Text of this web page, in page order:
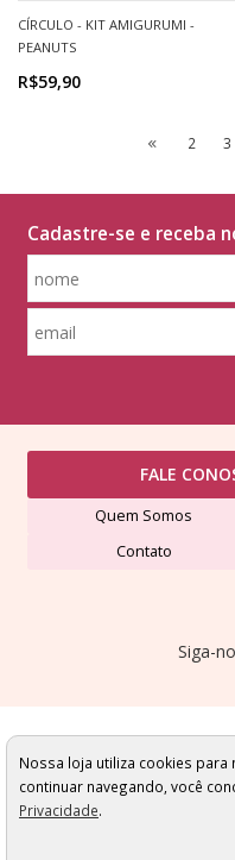
CÍRCULO - KIT AMIGURUMI -
PEANUTS
R$59,90
2 3
Cadastre-se e receba
FALE
Quem Somos
Contato
Siga-
Lã Formosa Comércio
Av. Dr. Eduardo Cotching, 689 -
Todas as condições comerciais
prévio aviso. Promoções e
para a loja virtual. Imagens são
Nossa loja utiliza cookies para
continuar navegando, você
Privacidade.